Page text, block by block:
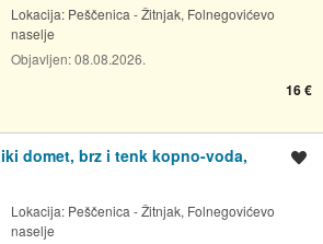
Lokacija: Peščenica - Žitnjak, Folnegovićevo
naselje
Objavljen:08.08.2026.
16 €
domet, brz i tenk kopno-voda,
Lokacija: Peščenica - Žitnjak, Folnegovićevo
naselje